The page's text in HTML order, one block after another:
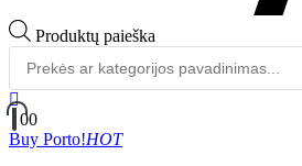
Produktų paieška
00
Buy Porto!HOT